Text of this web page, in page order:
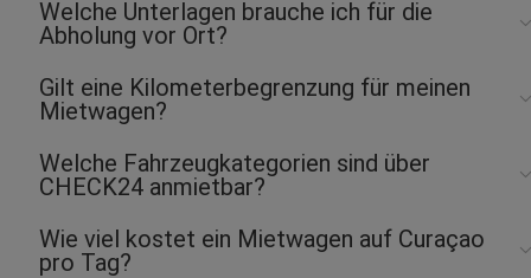
Welche Unterlagen brauche ich für die
Abholung vor Ort?
Gilt eine Kilometerbegrenzung für meinen
Mietwagen?
Welche Fahrzeugkategorien sind über
CHECK24 anmietbar?
Wie viel kostet ein Mietwagen auf Curaçao
pro Tag?